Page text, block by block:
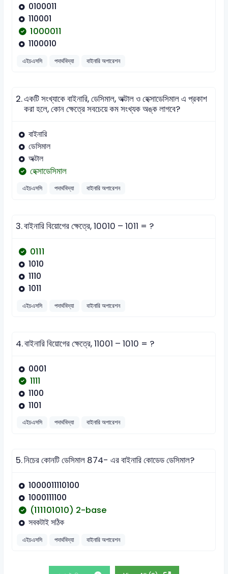
0100011
110001
1000011
1100010
এইচএসসি পদার্থবিদ্যা বাইনারি অপারেশন
2.একটি সংখ্যাকে বাইনারি, ডেসিমাল, অক্টাল ও হেক্সাডেসিমাল এ প্রকাশ
করা হলে, কোন ক্ষেত্রে সবচেয়ে কম সংখ্যক অঙ্ক লাগবে?
বাইনারি
ডেসিমাল
অক্টাল
হেক্সাডেসিমাল
এইচএসসি পদার্থবিদ্যা বাইনারি অপারেশন
3.বাইনারি বিয়োগের ক্ষেত্রে, 10010 – 1011 = ?
0111
1010
1110
1011
এইচএসসি পদার্থবিদ্যা বাইনারি অপারেশন
4.বাইনারি বিয়োগের ক্ষেত্রে, 11001 – 1010 = ?
0001
1111
1100
1101
এইচএসসি পদার্থবিদ্যা বাইনারি অপারেশন
5.নিচের কোনটি ডেসিমাল 874- এর বাইনারি কোডেড ডেসিমাল?
1000011110100
1000111100
(111101010) 2-base
সবকটাই সঠিক
এইচএসসি পদার্থবিদ্যা বাইনারি অপারেশন